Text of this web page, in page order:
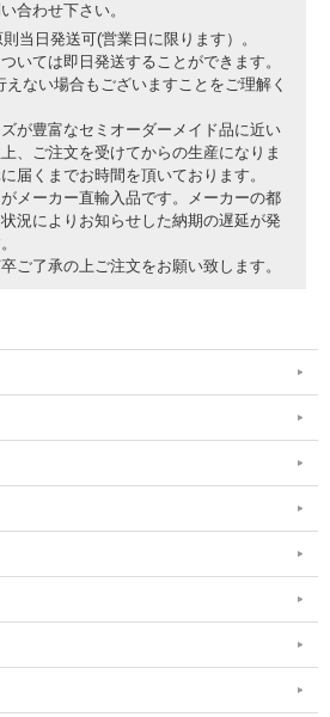
合わせ下さい。
当日発送可(営業日に限ります）。
いては即日発送することができます。
えない場合もございますことをご理解く
が豊富なセミオーダーメイド品に近い
、ご注文を受けてからの生産になりま
届くまでお時間を頂いております。
メーカー直輸入品です。メーカーの都
況によりお知らせした納期の遅延が発
ご了承の上ご注文をお願い致します。